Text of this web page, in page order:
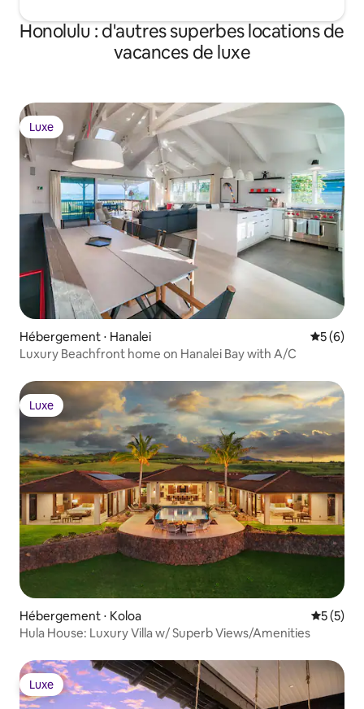
Honolulu : d'autres superbes locations de
vacances de luxe
Luxe
Luxe
Hébergement ⋅ Hanalei
5 (6)
Luxury Beachfront home on Hanalei Bay with A/C
Luxe
Luxe
Hébergement ⋅ Koloa
5 (5)
Hula House: Luxury Villa w/ Superb Views/Amenities
Luxe
Luxe